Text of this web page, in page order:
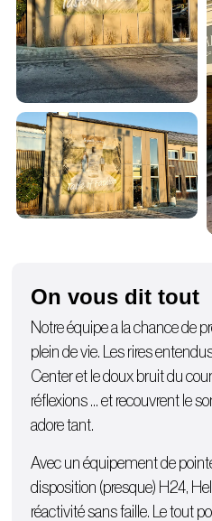
On vous dit tout
Notre équipe a la chance de
plein de vie. Les rires
Center et le doux bruit du
réflexions … et recouvrent le
adore tant.
Avec un équipement de
disposition (presque) H24,
réactivité sans faille. Le tout